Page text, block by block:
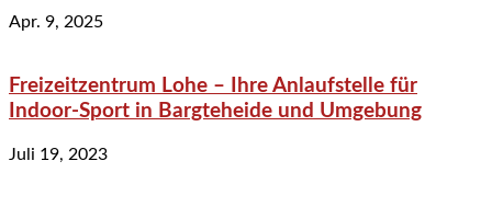
Apr. 9, 2025
Freizeitzentrum Lohe – Ihre Anlaufstelle für
Indoor-Sport in Bargteheide und Umgebung
Juli 19, 2023